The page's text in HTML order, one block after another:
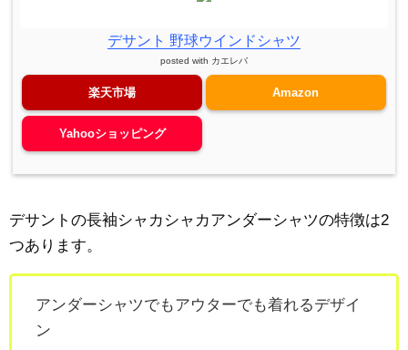
デサント 野球ウインドシャツ
posted with カエレバ
楽天市場 Amazon
Yahooショッピング
デサントの長袖シャカシャカアンダーシャツの特徴は2
つあります。
アンダーシャツでもアウターでも着れるデザイ
ン